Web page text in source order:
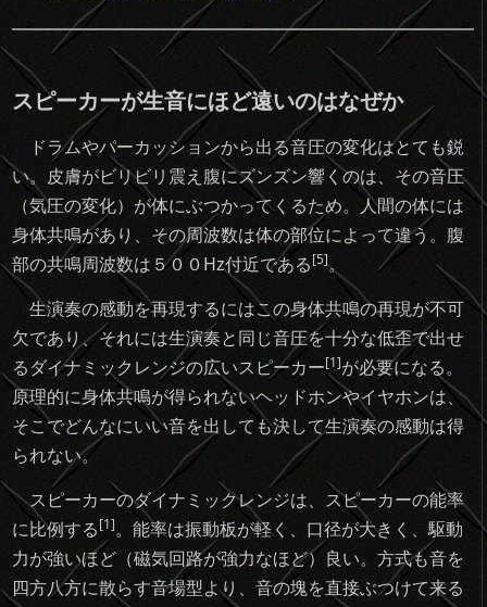
スピーカーが生音にほど遠いのはなぜか
ドラムやパーカッションから出る音圧の変化はとても鋭
い。皮膚がビリビリ震え腹にズンズン響くのは、その音圧
（気圧の変化）が体にぶつかってくるため。人間の体には
身体共鳴があり、その周波数は体の部位によって違う。腹
部の共鳴周波数は５００Hz付近である[5]。
生演奏の感動を再現するにはこの身体共鳴の再現が不可
欠であり、それには生演奏と同じ音圧を十分な低歪で出せ
るダイナミックレンジの広いスピーカー[1]が必要になる。
原理的に身体共鳴が得られないヘッドホンやイヤホンは、
そこでどんなにいい音を出しても決して生演奏の感動は得
られない。
スピーカーのダイナミックレンジは、スピーカーの能率
に比例する[1]。能率は振動板が軽く、口径が大きく、駆動
力が強いほど（磁気回路が強力なほど）良い。方式も音を
四方八方に散らす音場型より、音の塊を直接ぶつけて来る